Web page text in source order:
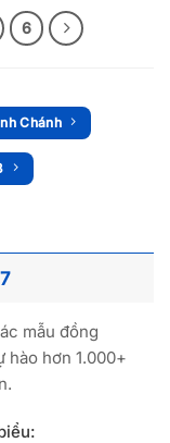
6
Chánh
mẫu đồng
hào hơn 1.000+